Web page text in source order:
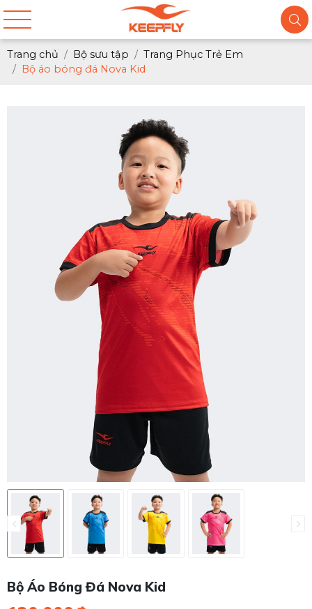
Trang chủ Bộ sưu tập
Trang Phục Trẻ Em
Bộ áo bóng đá Nova Kid
Bộ Áo Bóng Đá Nova Kid